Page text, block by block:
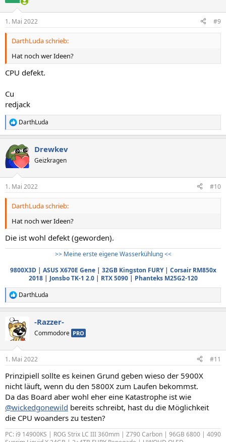
e
n
1. Mai 2022 #9
DarthLuda schrieb:
Hat noch wer Ideen?
CPU defekt.
Cu
redjack
R
e
k
t
i
e
n
DarthLuda
Drewkev
Geizkragen
1. Mai 2022 #10
DarthLuda schrieb:
Hat noch wer Ideen?
Die ist wohl defekt (geworden).
>> Meine erste eigene Wasserkühlung <<
9800X3D| ASUS X670E Gene| 32GB Kingston FURY| Corsair RM850x
2018| Jonsbo TK-1 2.0| RTX 5090| Phanteks M25G2-120
R
e
k
t
e
:
DarthLuda
-Razzer-
Commodore PRO
1. Mai 2022 #11
Prinzipiell sollte es keinen Grund geben wieso der 5900X
nicht läuft, wenn du den 5800X zum Laufen bekommst.
Da das Board aber wohl eher eine Katastrophe ist wie
@wickedgonewild bereits schreibt, hast du die Möglichkeit
die CPU woanders zu testen?
PC: i9 14900KS | ROG Strix LC III 360mm | Z790 Carbon | 96GB 6800 | 4090